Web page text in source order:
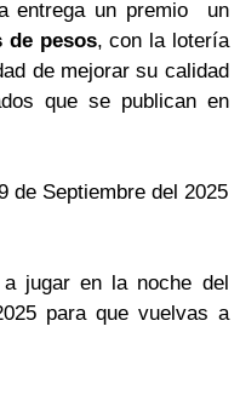
entrega un premio un
de pesos, con la lotería
de mejorar su calidad
que se publican en
jugar en la noche del
para que vuelvas a